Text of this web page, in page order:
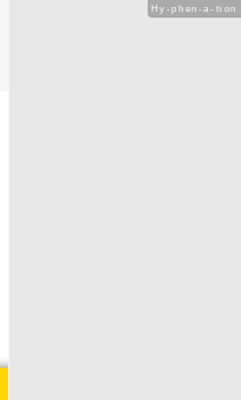
Hy-phen-a-tion